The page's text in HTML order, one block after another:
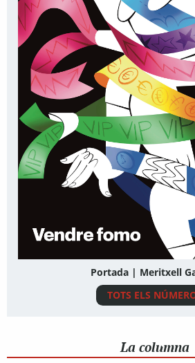
Portada | Meritxell
TOTS ELS
La columna